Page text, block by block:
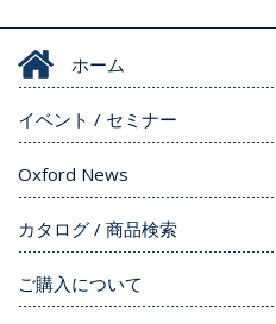
ホーム
イベント / セミナー
Oxford News
カタログ / 商品検索
ご購入について